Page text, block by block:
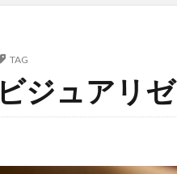
TAG
ビジュアリ